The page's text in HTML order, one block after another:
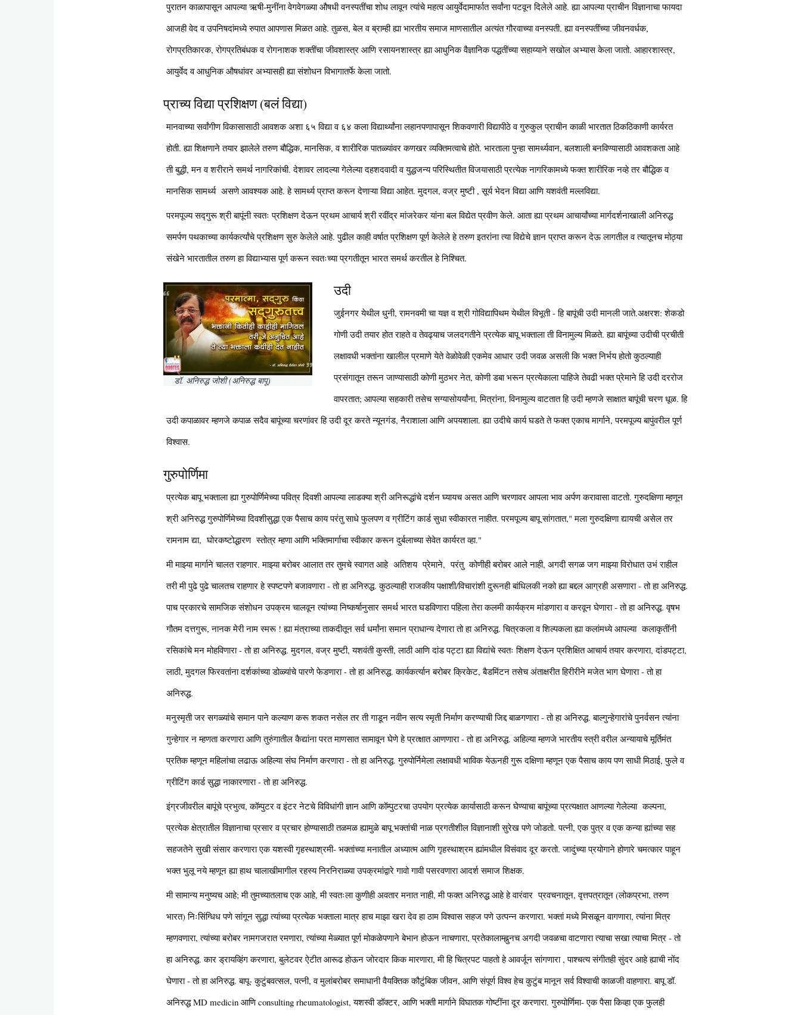
पुरातन काळापासून आपल्या ऋषी-मुनींना वेगवेगळ्या औषधी वनस्पतींचा शोध लावून त्यांचे महत्व आयुर्वेदामार्फात सर्वांना पटवून दिलेले आहे. ह्या आपल्या प्राचीन विज्ञानाचा फायदा
आजही वेद व उपनिषदांमध्ये रुपात आपणास मिळत आहे. तुळस, बेल व ब्राम्ही ह्या भारतीय समाज माणसातील अत्यंत गौरवाच्या वनस्पती. ह्या वनस्पतींच्या जीवनवर्धक,
रोगप्रतिकारक, रोगप्रतिबंधक व रोगनाशक शक्तींचा जीवशास्त्र आणि रसायनशास्त्र ह्या आधुनिक वैज्ञानिक पद्धतींच्या सहाय्याने सखोल अभ्यास केला जातो. आहारशास्त्र,
आयुर्वेद व आधुनिक औषधांवर अभ्यासही ह्या संशोधन विभागातर्फे केला जातो.
प्राच्य विद्या प्रशिक्षण (बलं विद्या)
मानवाच्या सर्वांगीण विकासासाठी आवशक अशा ६५ विद्या व ६४ कला विद्यार्थ्यांना लहानपणापासून शिकवणारी विद्यापीठे व गुरुकुल प्राचीन काळी भारतात ठिकठिकाणी कार्यरत
होती. ह्या शिक्षणाने तयार झालेले तरुण बौद्धिक, मानसिक, व शारीरिक पातळ्यांवर कणखर व्यक्तिमत्वाचे होते. भारताला पुन्हा सामर्थ्यवान, बलशाली बनविण्यासाठी आवशकता आहे
ती बुद्धी, मन व शरीराने समर्थ नागरिकांची. देशावर लादल्या गेलेल्या दहशदवादी व युद्धजन्य परिस्थितीत विजयासाठी प्रत्येक नागरिकामध्ये फक्त शारीरिक नव्हे तर बौद्धिक व
मानसिक सामर्थ्य असणे आवश्यक आहे. हे सामर्थ्य प्राप्त करून देणाऱ्या विद्या आहेत. मुदगल, वज्र मुष्टी , सूर्य भेदन विद्या आणि यशवंती मल्लविद्या.
परमपूज्य सद्गुरू श्री बापूंनी स्वतः प्रशिक्षण देऊन प्रथम आचार्य श्री रवींद्र मांजरेकर यांना बल विद्येत प्रवीण केले. आता ह्या प्रथम आचार्यांच्या मार्गदर्शनाखाली अनिरुद्ध
समर्पण पथकाच्या कार्यकर्त्यांचे प्रशिक्षण सुरु केलेले आहे. पुढील काही वर्षात प्रशिक्षण पूर्ण केलेले हे तरुण इतरांना त्या विद्येचे ज्ञान प्राप्त करून देऊ लागतील व त्यातूनच मोठ्या
संखेने भारतातील तरुण हा विद्याभ्यास पूर्ण करून स्वतःच्या प्रगतीतून भारत समर्थ करतील हे निश्चित.
डॉ. अनिरुद्ध जोशी (अनिरुद्ध बापू)
उदी
जुईनगर येथील धुनी, रामनवमी चा यज्ञ व श्री गोविद्यापिथम येथील विभूती - हि बापूंची उदी मानली जाते.अक्षरश: शेकडो
गोणी उदी तयार होत राहते व तेवढ्याच जलदगतीने प्रत्येक बापू भक्ताला ती विनामुल्य मिळते. ह्या बापूंच्या उदीची प्रचीती
लक्षावधी भक्तांना खालील प्रमाणे येते वेळोवेळी एकमेव आधार उदी जवळ असली कि भक्त निर्भय होतो कुठल्याही
प्रसंगातून तरून जाण्यासाठी कोणी मुठभर नेत, कोणी डबा भरून प्रत्येकाला पाहिजे तेवढी भक्त प्रेमाने हि उदी दररोज
वापरतात; आपल्या सहकारी तसेच सग्यासोयर्यांना, मित्रांना, विनामुल्य वाटतात हि उदी म्हणजे साक्षात बापूंची चरण धूळ. हि
उदी कपाळावर म्हणजे कपाळ सदैव बापूंच्या चरणांवर हि उदी दूर करते न्यूनगंड, नैराशाला आणि अपयशाला. ह्या उदीचे कार्य घडते ते फक्त एकाच मार्गाने, परमपूज्य बापुंवरील पूर्ण
विश्वास.
गुरुपोर्णिमा
प्रत्येक बापू भक्ताला ह्या गुरुपोर्णिमेच्या पवित्र दिवशी आपल्या लाडक्या श्री अनिरूद्धांचे दर्शन घ्यायच असत आणि चरणावर आपला भाव अर्पण करावासा वाटतो. गुरुदक्षिणा म्हणून
श्री अनिरुद्ध गुरुपोर्णिमेच्या दिवशीसुद्धा एक पैसाच काय परंतु साधे फुलपण व ग्रीटिंग कार्ड सुधा स्वीकारत नाहीत. परमपूज्य बापू सांगतात," मला गुरुदक्षिणा द्यायची असेल तर
रामनाम द्या, घोरकष्टोद्धारण स्तोत्र म्हणा आणि भक्तिमार्गाचा स्वीकार करून दुर्बलाच्या सेवेत कार्यरत व्हा."
मी माझ्या मार्गाने चालत राहणार. माझ्या बरोबर आलात तर तुमचे स्वागत आहे अतिशय प्रेमाने, परंतु कोणीही बरोबर आले नाही, अगदी सगळ जग माझ्या विरोधात उभं राहील
तरी मी पुढे पुढे चालतच राहणार हे स्पष्टपणे बजावणारा - तो हा अनिरुद्ध. कुठल्याही राजकीय पक्षाशी/विचारांशी दुरूनही बांधिलकी नको ह्या बद्दल आग्रही असणारा - तो हा अनिरुद्ध.
पाच प्रकारचे सामजिक संशोधन उपक्रम चालवून त्यांच्या निष्कर्षानुसार समर्थ भारत घडविणारा पहिला तेरा कलमी कार्यक्रम मांडणारा व करवून घेणारा - तो हा अनिरुद्ध. वृषभ
गौतम दत्तगुरू, नानक मेरी नाम स्मरू ! ह्या मंत्राच्या ताकदीतून सर्व धर्मांना समान प्राधान्य देणारा तो हा अनिरुद्ध. चित्रकला व शिल्पकला ह्या कलांमध्ये आपल्या कलाकृतींनी
रसिकांचे मन मोहविणारा - तो हा अनिरुद्ध. मुदगल, वज्र मुष्टी, यशवंती कुस्ती, लाठी आणि दांड पट्टा ह्या विद्यांचे स्वतः शिक्षण देऊन प्रशिक्षित आचार्य तयार करणारा, दांडपट्टा,
लाठी, मुदगल फिरवतांना दर्शकांच्या डोळ्यांचे पारणे फेडणारा - तो हा अनिरुद्ध. कार्यकर्त्यान बरोबर क्रिकेट, बैडमिंटन तसेच अंताक्षरीत हिरीरीने मजेत भाग घेणारा - तो हा
अनिरुद्ध.
मनुस्मृती जर सगळ्यांचे समान पाने कल्याण करू शकत नसेल तर ती गाडून नवीन सत्य स्मृती निर्माण करण्याची जिद्द बाळगणारा - तो हा अनिरुद्ध. बाल्गुन्हेगारांचे पुनर्वसन त्यांना
गुन्हेगार न म्हणता करणारा आणि तुरुंगातील कैद्यांना परत माणसात सामावून घेणे हे प्रत्क्षात आणणारा - तो हा अनिरुद्ध. अहिल्या म्हणजे भारतीय स्त्री वरील अन्यायाचे मूर्तिमंत
प्रतिक म्हणून महिलांचा लढाऊ अहिल्या संघ निर्माण करणारा - तो हा अनिरुद्ध. गुरुपोर्निमेला लक्षावधी भाविक येऊनही गुरू दक्षिणा म्हणून एक पैसाच काय पण साधी मिठाई, फुले व
ग्रीटिंग कार्ड सुद्धा नाकारणारा - तो हा अनिरुद्ध.
इंग्रजीवरील बापूंचे प्रभुत्व, कॉम्पुटर व इंटर नेटचे विविधांगी ज्ञान आणि कॉम्पुटरचा उपयोग प्रत्येक कार्यासाठी करून घेण्याचा बापूंच्या प्रत्यक्षात आणल्या गेलेल्या कल्पना,
प्रत्येक क्षेत्रातील विज्ञानाचा प्रसार व प्रचार होण्यासाठी तळमळ ह्यामुळे बापू भक्तांची नाळ प्रगतीशील विज्ञानाशी सुरेख पणे जोडतो. पत्नी, एक पुत्र व एक कन्या ह्यांच्या सह
सहजतेने सुखी संसार करणारा एक यशस्वी गृहस्थाश्रमी- भक्तांच्या मनातील अध्यात्म आणि गृहस्थाश्रम ह्यांमधील विसंवाद दूर करतो. जादुंच्या प्रयोगाने होणारे चमत्कार पाहून
भक्त भुलू नये म्हणून ह्या हाथ चालाखीमागील रहस्य निरनिराळ्या उपक्रमांद्वारे गावो गावी पसरवणारा आदर्श समाज शिक्षक.
मी सामान्य मनुष्यच आहे; मी तुमच्यातलाच एक आहे, मी स्वतःला कुणीही अवतार मनात नाही, मी फक्त अनिरुद्ध आहे हे वारंवार प्रवचनातून, वृत्तपत्रातून (लोकप्रभा, तरुण
भारत) निःसिंग्धिध पणे सांगून सुद्धा त्यांच्या प्रत्येक भक्ताला मात्र हाच माझा खरा देव हा ठाम विश्वास सहज पणे उत्पन्न करणारा. भक्तां मध्ये मिसळून वागणारा, त्यांना मित्र
म्हणवणारा, त्यांच्या बरोबर नामगजरात रमणारा, त्यांच्या मेळ्यात पूर्ण मोकळेपणाने बेभान होऊन नाचणारा, प्रतेकालाम्ह्नुनच अगदी जवळचा वाटणारा त्याचा सखा त्याचा मित्र - तो
हा अनिरुद्ध. कार ड्रायव्हिंग करणारा, बुलेटवर ऐटीत आरूढ होऊन जोरदार किक मारणारा, मी हि चित्रपट पाहतो हे आवर्जून सांगणारा , पाश्चत्य संगीतही सुंदर आहे ह्याची नोंद
घेणारा - तो हा अनिरुद्ध. बापू- कुटुंबवत्सल, पत्नी, व मुलांबरोबर समाधानी वैयक्तिक कौटुंबिक जीवन, आणि संपूर्ण विश्व हेच कुटुंब मानून सर्व विश्वाची काळजी वाहणारा. बापू डॉ.
अनिरुद्ध MD medicin आणि consulting rheumatologist, यशस्वी डॉक्टर, आणि भक्ती मार्गाने विघातक गोष्टींना दूर करणारा. गुरुपोर्णिमा- एक पैसा किव्हा एक फुलही